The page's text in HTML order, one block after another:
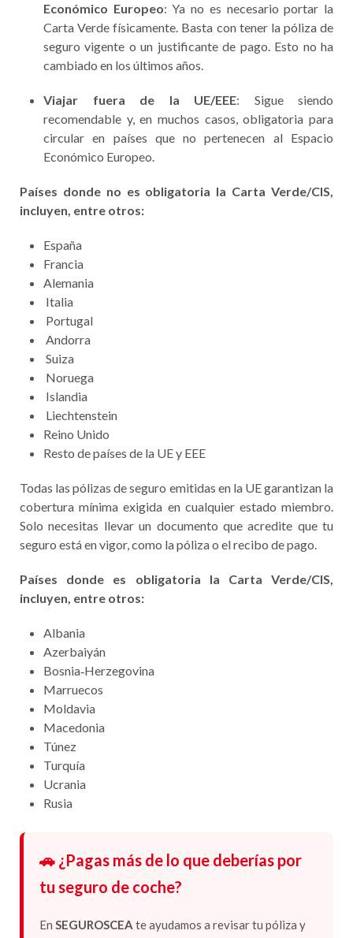
Económico Europeo: Ya no es necesario portar la
Carta Verde físicamente. Basta con tener la póliza de
seguro vigente o un justificante de pago. Esto no ha
cambiado en los últimos años.
Viajar fuera de la UE/EEE: Sigue siendo
recomendable y, en muchos casos, obligatoria para
circular en países que no pertenecen al Espacio
Económico Europeo.
Países donde no es obligatoria la Carta Verde/CIS,
incluyen, entre otros:
España
Francia
Alemania
Italia
Portugal
Andorra
Suiza
Noruega
Islandia
Liechtenstein
Reino Unido
Resto de países de la UE y EEE
Todas las pólizas de seguro emitidas en la UE garantizan la
cobertura mínima exigida en cualquier estado miembro.
Solo necesitas llevar un documento que acredite que tu
seguro está en vigor, como la póliza o el recibo de pago.
Países donde es obligatoria la Carta Verde/CIS,
incluyen, entre otros:
Albania
Azerbaiyán
Bosnia‑Herzegovina
Marruecos
Moldavia
Macedonia
Túnez
Turquía
Ucrania
Rusia
🚗 ¿Pagas más de lo que deberías por
tu seguro de coche?
En SEGUROSCEA te ayudamos a revisar tu póliza y